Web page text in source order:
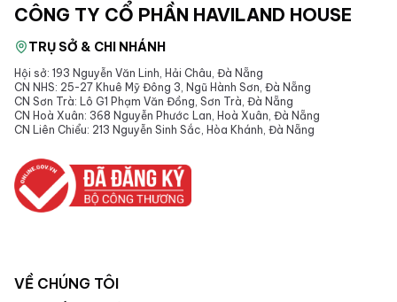
CÔNG TY CỔ PHẦN HAVILAND HOUSE
TRỤ SỞ & CHI NHÁNH
Hội sở: 193 Nguyễn Văn Linh, Hải Châu, Đà Nẵng
CN NHS: 25-27 Khuê Mỹ Đông 3, Ngũ Hành Sơn, Đà Nẵng
CN Sơn Trà: Lô G1 Phạm Văn Đồng, Sơn Trà, Đà Nẵng
CN Hoà Xuân: 368 Nguyễn Phước Lan, Hoà Xuân, Đà Nẵng
CN Liên Chiểu: 213 Nguyễn Sinh Sắc, Hòa Khánh, Đà Nẵng
VỀ CHÚNG TÔI